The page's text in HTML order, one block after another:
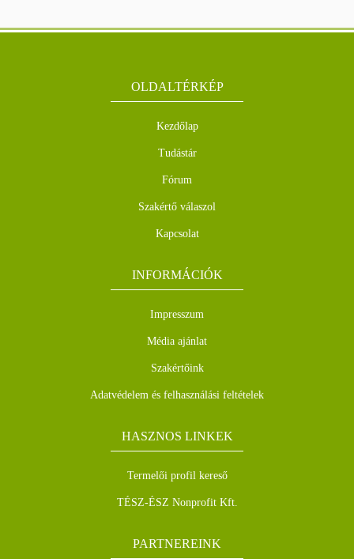
OLDALTÉRKÉP
Kezdőlap
Tudástár
Fórum
Szakértő válaszol
Kapcsolat
INFORMÁCIÓK
Impresszum
Média ajánlat
Szakértőink
Adatvédelem és felhasználási feltételek
HASZNOS LINKEK
Termelői profil kereső
TÉSZ-ÉSZ Nonprofit Kft.
PARTNEREINK